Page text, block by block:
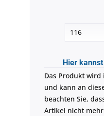
Hier
Das Produkt wird
und kann an
beachten Sie,
Artikel nicht